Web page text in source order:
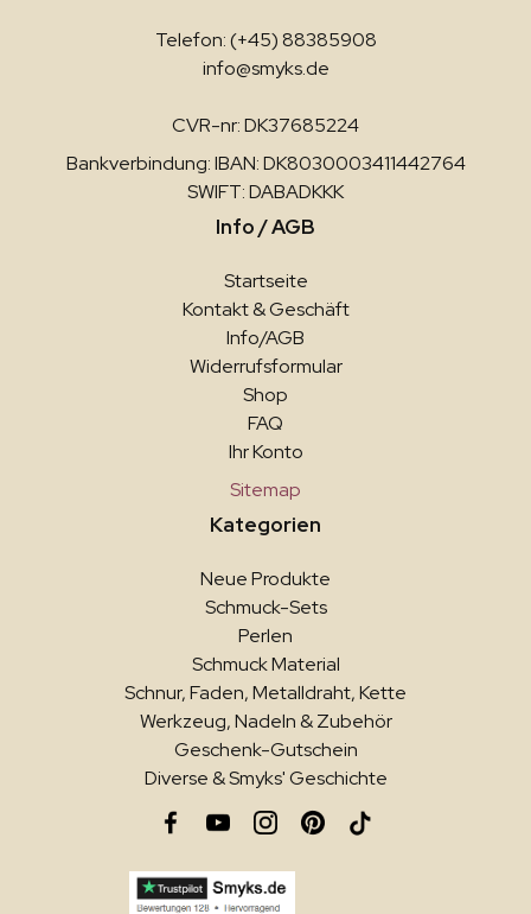
Telefon: (+45) 88385908
info@smyks.de
CVR-nr: DK37685224
Bankverbindung: IBAN: DK8030003411442764
SWIFT: DABADKKK
Info / AGB
Startseite
Kontakt & Geschäft
Info/AGB
Widerrufsformular
Shop
FAQ
Ihr Konto
Sitemap
Kategorien
Neue Produkte
Schmuck-Sets
Perlen
Schmuck Material
Schnur, Faden, Metalldraht, Kette
Werkzeug, Nadeln & Zubehör
Geschenk-Gutschein
Diverse & Smyks' Geschichte